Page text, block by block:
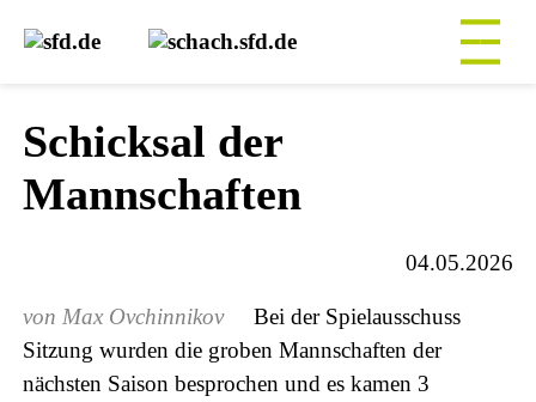
Schicksal der
Mannschaften
04.05.2026
Max Ovchinnikov
Sitzung wurden die groben Mannschaften der
nächsten Saison besprochen und es kamen 3